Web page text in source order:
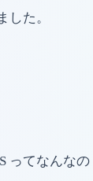
た。
ってなんな